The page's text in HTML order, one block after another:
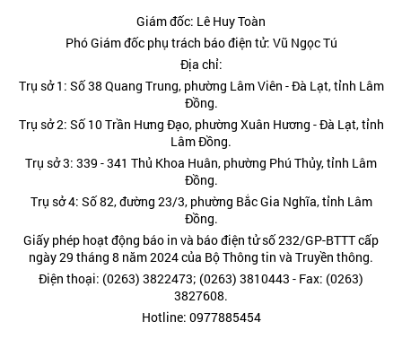
Giám đốc: Lê Huy Toàn
Phó Giám đốc phụ trách báo điện tử: Vũ Ngọc Tú
Địa chỉ:
Trụ sở 1: Số 38 Quang Trung, phường Lâm Viên - Đà Lạt, tỉnh Lâm
Đồng.
Trụ sở 2: Số 10 Trần Hưng Đạo, phường Xuân Hương - Đà Lạt, tỉnh
Lâm Đồng.
Trụ sở 3: 339 - 341 Thủ Khoa Huân, phường Phú Thủy, tỉnh Lâm
Đồng.
Trụ sở 4: Số 82, đường 23/3, phường Bắc Gia Nghĩa, tỉnh Lâm
Đồng.
Giấy phép hoạt động báo in và báo điện tử số 232/GP-BTTT cấp
ngày 29 tháng 8 năm 2024 của Bộ Thông tin và Truyền thông.
Điện thoại: (0263) 3822473; (0263) 3810443 - Fax: (0263)
3827608.
Hotline: 0977885454